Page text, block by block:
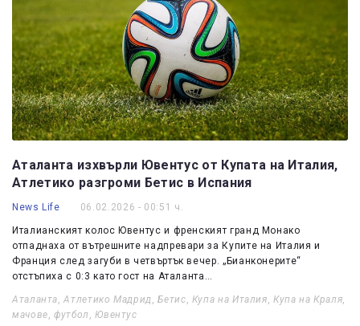
Аталанта изхвърли Ювентус от Купата на Италия,
Атлетико разгроми Бетис в Испания
News Life 06.02.2026 - 00:51 ч.
Италианският колос Ювентус и френският гранд Монако
отпаднаха от вътрешните надпревари за Купите на Италия и
Франция след загуби в четвъртък вечер. „Бианконерите“
отстъпиха с 0:3 като гост на Аталанта…
Аталанта,Атлетико Мадрид ,Бетис, Купа на Италия,Купа на Краля,
мачове,футбол ,Ювентус